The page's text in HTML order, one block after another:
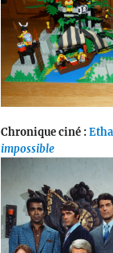
Chronique ciné :
impossible